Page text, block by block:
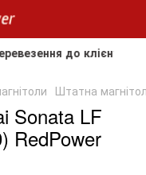
до клієнта, але не
Штатна
Sonata LF
RedPower